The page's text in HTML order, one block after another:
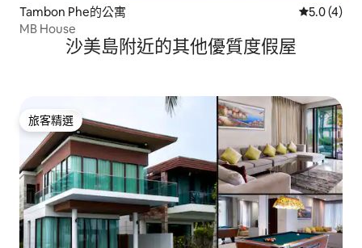
Tambon Phe的公寓 從 4 則評
5.0 (4)
MB House
沙美島附近的其他優質度假屋
旅客精選
旅客精選